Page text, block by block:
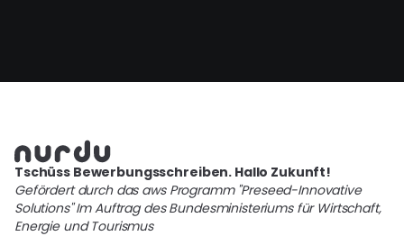
Tschüss Bewerbungsschreiben. Hallo Zukunft!
Gefördert durch das aws Programm "Preseed-Innovative
Solutions" Im Auftrag des Bundesministeriums für Wirtschaft,
Energie und Tourismus